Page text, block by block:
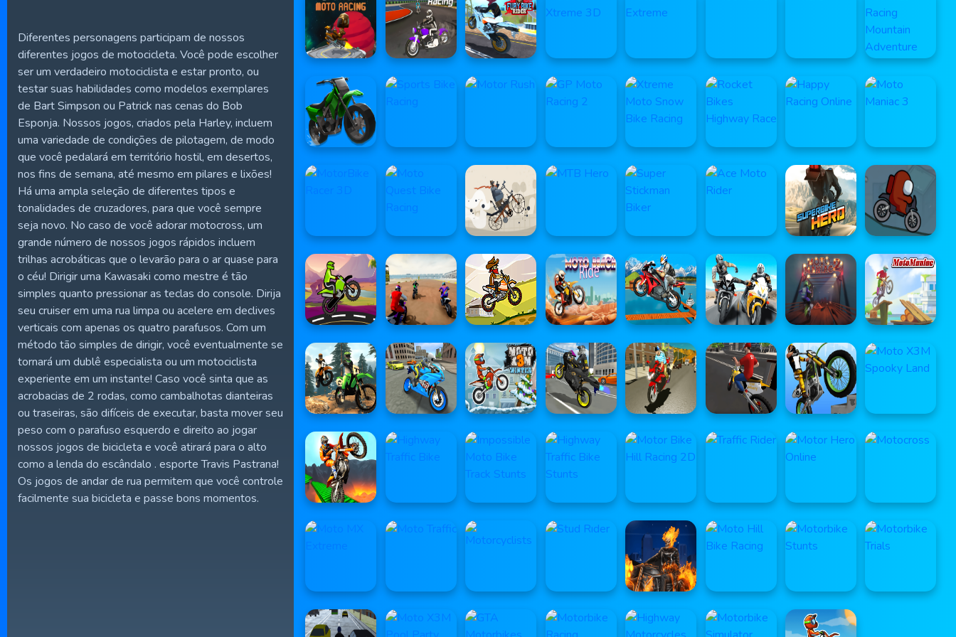
Diferentes personagens participam de nossos
diferentes jogos de motocicleta. Você pode escolher
ser um verdadeiro motociclista e estar pronto, ou
testar suas habilidades como modelos exemplares
de Bart Simpson ou Patrick nas cenas do Bob
Esponja. Nossos jogos, criados pela Harley, incluem
uma variedade de condições de pilotagem, de modo
que você pedalará em território hostil, em desertos,
nos fins de semana, até mesmo em pilares e lixões!
Há uma ampla seleção de diferentes tipos e
tonalidades de cruzadores, para que você sempre
seja novo. No caso de você adorar motocross, um
grande número de nossos jogos rápidos incluem
trilhas acrobáticas que o levarão para o ar quase para
o céu! Dirigir uma Kawasaki como mestre é tão
simples quanto pressionar as teclas do console. Dirija
seu cruiser em uma rua limpa ou acelere em declives
verticais com apenas os quatro parafusos. Com um
método tão simples de dirigir, você eventualmente se
tornará um dublê especialista ou um motociclista
experiente em um instante! Caso você sinta que as
acrobacias de 2 rodas, como cambalhotas dianteiras
ou traseiras, são difíceis de executar, basta mover seu
peso com o parafuso esquerdo e direito ao jogar
nossos jogos de bicicleta e você atirará para o alto
como a lenda do escândalo . esporte Travis Pastrana!
Os jogos de andar de rua permitem que você controle
facilmente sua bicicleta e passe bons momentos.